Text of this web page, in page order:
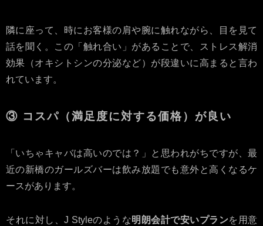
隣に座って、時にお客様の肩や腕に触れながら、目を見て
話を聞く。この「触れ合い」があることで、ストレス解消
効果（オキシトシンの分泌など）が段違いに高まると言わ
れています。
③ コスパ（満足度に対する価格）が良い
「いちゃキャバは高いのでは？」と思われがちですが、最
近の新橋のガールズバーは飲み放題でも意外と高くなるケ
ースがあります。
それに対し、J Styleのような明朗会計で安いプランを用意